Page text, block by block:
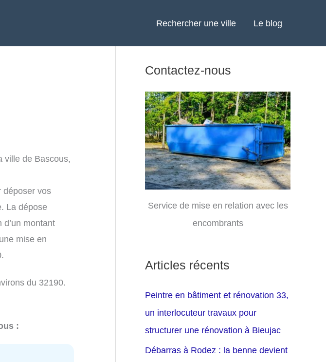
Rechercher une ville Le blog
ville de Bascous,
déposer vos
La dépose
montant
mise en
du 32190.
:
Contactez-nous
Service de mise en relation avec les
encombrants
Articles récents
Peintre en bâtiment et rénovation 33,
un interlocuteur travaux pour
structurer une rénovation à Bieujac
Débarras à Rodez : la benne devient